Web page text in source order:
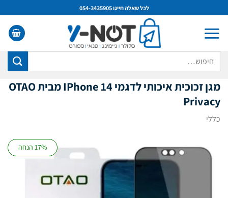
to
content
לכל שאלה חייגו 054-3435905
מגן זכוכית איכותי לדגמי IPhone 14 מבית OTAO
Privacy
כללי
17% הנחה